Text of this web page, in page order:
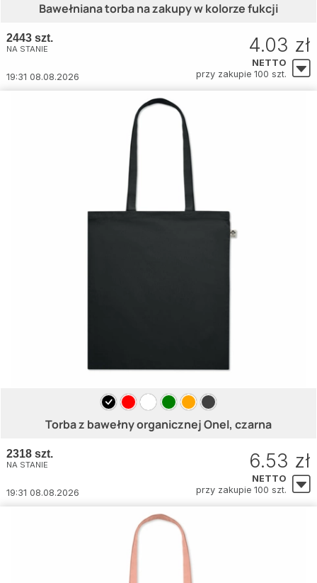
Bawełniana torba na zakupy w kolorze fukcji
2443 szt.
NA STANIE
19:31 08.08.2026
4.03 zł
NETTO
przy zakupie 100 szt.
Torba z bawełny organicznej Onel, czarna
2318 szt.
NA STANIE
19:31 08.08.2026
6.53 zł
NETTO
przy zakupie 100 szt.